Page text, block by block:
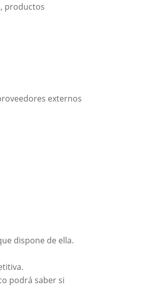
productos
externos
dispone de ella.
podrá saber si